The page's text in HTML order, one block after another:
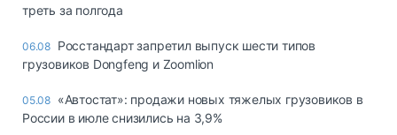
треть за полгода
06.08 Росстандарт запретил выпуск шести типов
грузовиков Dongfeng и Zoomlion
05.08 «Автостат»: продажи новых тяжелых грузовиков в
России в июле снизились на 3,9%